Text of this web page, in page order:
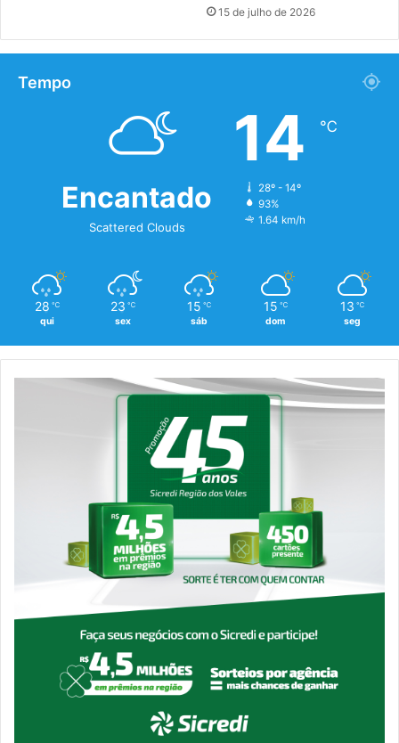
15 de julho de 2026
Tempo
Encantado
Scattered Clouds
14 ℃
28º - 14º
93%
1.64 km/h
28 ℃
qui
23 ℃
sex
15 ℃
sáb
15 ℃
dom
13 ℃
seg